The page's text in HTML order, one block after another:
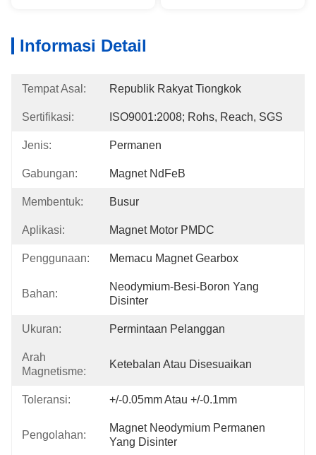
Informasi Detail
Tempat Asal: Republik Rakyat Tiongkok
Sertifikasi: ISO9001:2008; Rohs, Reach, SGS
Jenis: Permanen
Gabungan: Magnet NdFeB
Membentuk: Busur
Aplikasi: Magnet Motor PMDC
Penggunaan: Memacu Magnet Gearbox
Bahan:
Neodymium-Besi-Boron Yang
Disinter
Ukuran: Permintaan Pelanggan
Arah
Magnetisme:
Ketebalan Atau Disesuaikan
Toleransi: +/-0.05mm Atau +/-0.1mm
Pengolahan:
Magnet Neodymium Permanen
Yang Disinter